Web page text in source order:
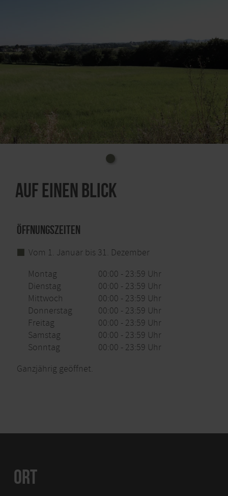
Parkplatzes gegenüber des Ehrenfriedhofes. Der
Parkplatz ist asphaltiert und weist nahezu keine
Steigung auf.
Auf einen Blick
Öffnungszeiten
Vom 1. Januar bis 31. Dezember
Montag
00:00 - 23:59 Uhr
Dienstag
00:00 - 23:59 Uhr
Mittwoch
00:00 - 23:59 Uhr
Donnerstag
00:00 - 23:59 Uhr
Freitag
00:00 - 23:59 Uhr
Samstag
00:00 - 23:59 Uhr
Sonntag
00:00 - 23:59 Uhr
Ganzjährig geöffnet.
ORT